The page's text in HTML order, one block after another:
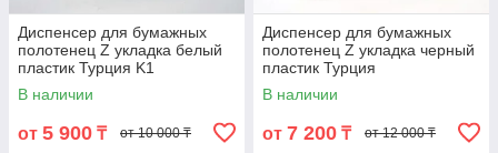
Диспенсер для бумажных
полотенец Z укладка белый
пластик Турция K1
В наличии
от 5 900 ₸ от 10 000 ₸
Диспенсер для бумажных
полотенец Z укладка черный
пластик Турция
В наличии
от 7 200 ₸ от 12 000 ₸